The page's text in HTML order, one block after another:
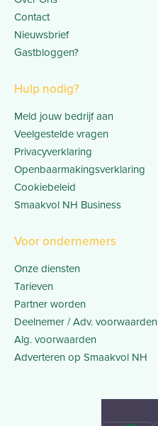
Contact
Nieuwsbrief
Gastbloggen?
Hulp nodig?
Meld jouw bedrijf aan
Veelgestelde vragen
Privacyverklaring
Openbaarmakingsverklaring
Cookiebeleid
Smaakvol NH Business
Voor ondernemers
Onze diensten
Tarieven
Partner worden
Deelnemer / Adv. voorwaarden
Alg. voorwaarden
Adverteren op Smaakvol NH